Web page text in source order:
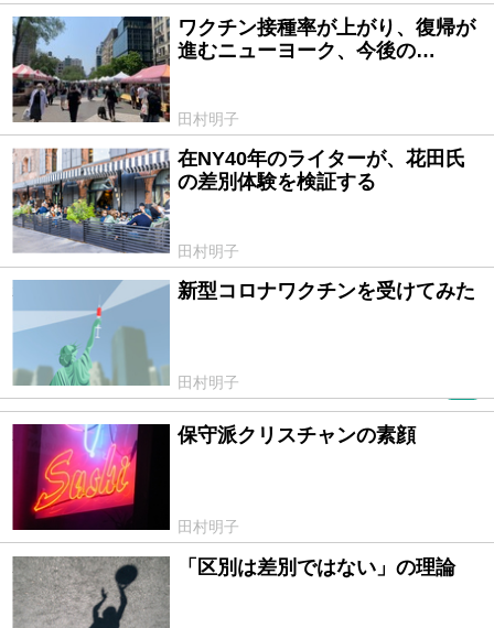
2021/06/11
ワクチン接種率が上がり、復帰が
進むニューヨーク、今後の…
田村明子
2021/04/21
在NY40年のライターが、花田氏
の差別体験を検証する
田村明子
新型コロナワクチンを受けてみた
田村明子
2021/02/14 保守派クリスチャンの素顔
田村明子
2020/12/27 「区別は差別ではない」の理論